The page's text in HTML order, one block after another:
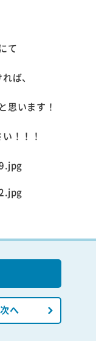
て
ば、
思います！
！！！
次へ